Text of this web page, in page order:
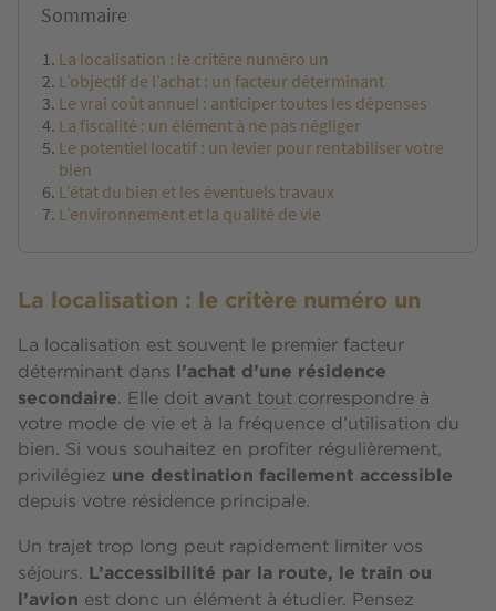
Sommaire
La localisation : le critère numéro un
L’objectif de l’achat : un facteur déterminant
Le vrai coût annuel : anticiper toutes les dépenses
La fiscalité : un élément à ne pas négliger
Le potentiel locatif : un levier pour rentabiliser votre
bien
L’état du bien et les éventuels travaux
L’environnement et la qualité de vie
La localisation : le critère numéro un
La localisation est souvent le premier facteur
déterminant dans l’achat d’une résidence
secondaire. Elle doit avant tout correspondre à
votre mode de vie et à la fréquence d’utilisation du
bien. Si vous souhaitez en profiter régulièrement,
privilégiez une destination facilement accessible
depuis votre résidence principale.
Un trajet trop long peut rapidement limiter vos
séjours. L’accessibilité par la route, le train ou
l’avion est donc un élément à étudier. Pensez